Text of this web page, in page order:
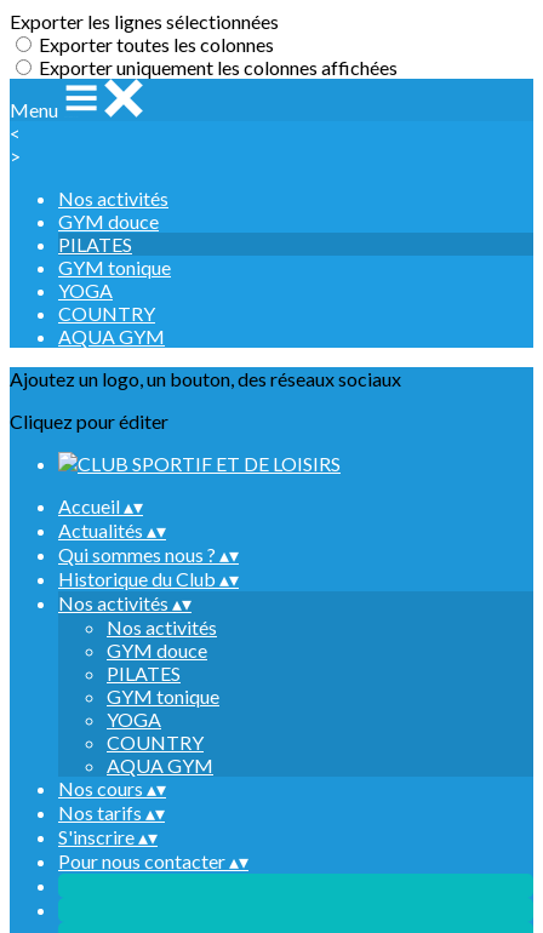
Exporter les lignes sélectionnées
Exporter toutes les colonnes
Exporter uniquement les colonnes affichées
Menu
<
>
Nos activités
GYM douce
PILATES
GYM tonique
YOGA
COUNTRY
AQUA GYM
Ajoutez un logo, un bouton, des réseaux sociaux
Cliquez pour éditer
Accueil▴▾
Actualités ▴▾
Qui sommes nous ? ▴▾
Historique du Club ▴▾
Nos activités ▴▾
Nos activités
GYM douce
PILATES
GYM tonique
YOGA
COUNTRY
AQUA GYM
Nos cours ▴▾
Nos tarifs ▴▾
S'inscrire▴▾
Pour nous contacter▴▾